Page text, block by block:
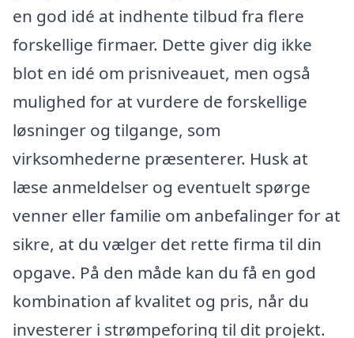
en god idé at indhente tilbud fra flere
forskellige firmaer. Dette giver dig ikke
blot en idé om prisniveauet, men også
mulighed for at vurdere de forskellige
løsninger og tilgange, som
virksomhederne præsenterer. Husk at
læse anmeldelser og eventuelt spørge
venner eller familie om anbefalinger for at
sikre, at du vælger det rette firma til din
opgave. På den måde kan du få en god
kombination af kvalitet og pris, når du
investerer i strømpeforing til dit projekt.